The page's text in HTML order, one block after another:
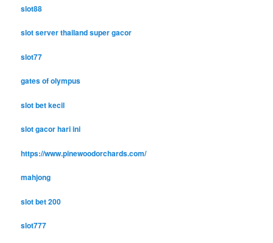
slot88
slot server thailand super gacor
slot77
gates of olympus
slot bet kecil
slot gacor hari ini
https://www.pinewoodorchards.com/
mahjong
slot bet 200
slot777